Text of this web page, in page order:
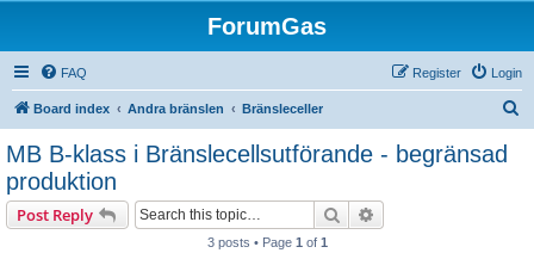
ForumGas
FAQ Login
Register
Board index Andra bränslen Bränsleceller
MB B-klass i Bränslecellsutförande - begränsad
produktion
Post Reply Search
3 posts • Page 1 of 1